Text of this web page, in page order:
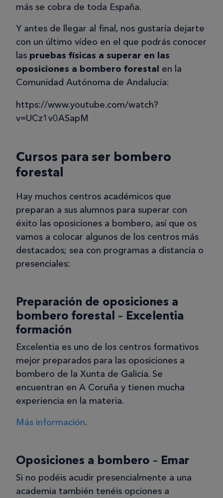
más se cobra de toda España.
Y antes de llegar al final, nos gustaría dejarte
con un último vídeo en el que podrás conocer
las pruebas físicas a superar en las
oposiciones a bombero forestal en la
Comunidad Autónoma de Andalucía:
https://www.youtube.com/watch?
v=UCz1v0ASapM
Cursos para ser bombero
forestal
Hay muchos centros académicos que
preparan a sus alumnos para superar con
éxito las oposiciones a bombero, así que os
vamos a colocar algunos de los centros más
destacados; sea con programas a distancia o
presenciales:
Preparación de oposiciones a
bombero forestal – Excelentia
formación
Excelentia es uno de los centros formativos
mejor preparados para las oposiciones a
bombero de la Xunta de Galicia. Se
encuentran en A Coruña y tienen mucha
experiencia en la materia.
Más información.
Oposiciones a bombero – Emar
Si no podéis acudir presencialmente a una
academia también tenéis opciones a